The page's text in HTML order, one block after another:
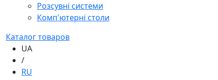
Розсувні системи
Комп'ютерні столи
Каталог товаров
UA
/
RU